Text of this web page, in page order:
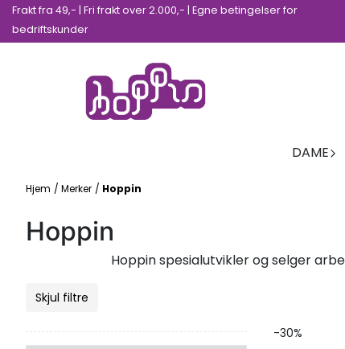
Hopp til innhold
Frakt fra 49,- | Fri frakt over 2.000,- | Egne betingelser for
bedriftskunder
DAME
Hjem / Merker / Hoppin
Hoppin
Hoppin spesialutvikler og selger
Skjul filtre
-30%